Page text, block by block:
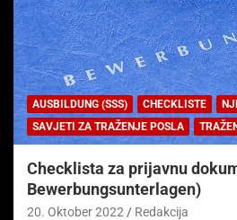
AUSBILDUNG (SSS) CHECKLISTE
SAVJETI ZA TRAŽENJE POSLA
Checklista za prijavnu
Bewerbungsunterlagen)
20. Oktober 2022 Redakcija